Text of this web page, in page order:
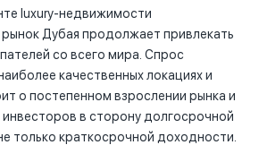
luxury-недвижимости
Дубая продолжает привлекать
со всего мира. Спрос
качественных локациях и
о постепенном взрослении рынка и
в сторону долгосрочной
только краткосрочной доходности.